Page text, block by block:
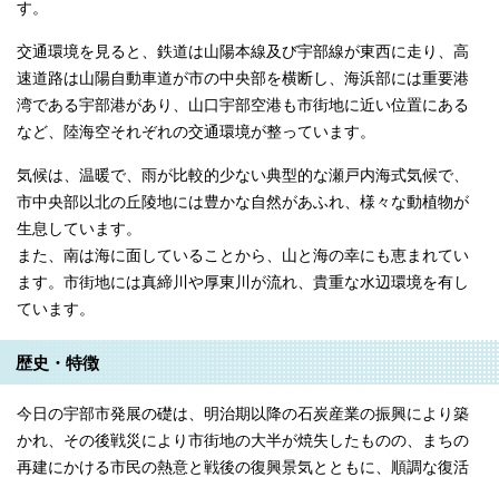
す。
交通環境を見ると、鉄道は山陽本線及び宇部線が東西に走り、高
速道路は山陽自動車道が市の中央部を横断し、海浜部には重要港
湾である宇部港があり、山口宇部空港も市街地に近い位置にある
など、陸海空それぞれの交通環境が整っています。
気候は、温暖で、雨が比較的少ない典型的な瀬戸内海式気候で、
市中央部以北の丘陵地には豊かな自然があふれ、様々な動植物が
生息しています。
また、南は海に面していることから、山と海の幸にも恵まれてい
ます。市街地には真締川や厚東川が流れ、貴重な水辺環境を有し
ています。
歴史・特徴
今日の宇部市発展の礎は、明治期以降の石炭産業の振興により築
かれ、その後戦災により市街地の大半が焼失したものの、まちの
再建にかける市民の熱意と戦後の復興景気とともに、順調な復活